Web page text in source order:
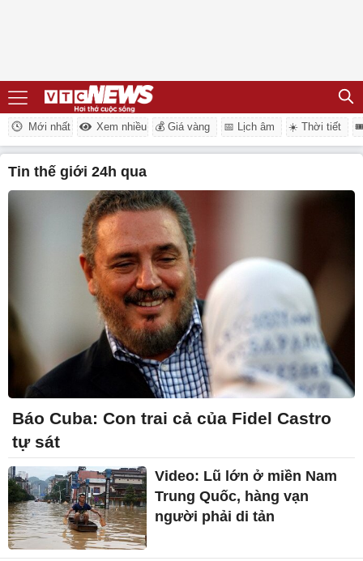
Mới nhất Xem nhiều 💰 Giá vàng 📅 Lịch âm ☀️ Thời tiết
tin thế giới 24h qua
Báo Cuba: Con trai cả của Fidel Castro
tự sát
Video: Lũ lớn ở miền Nam
Trung Quốc, hàng vạn
người phải di tản